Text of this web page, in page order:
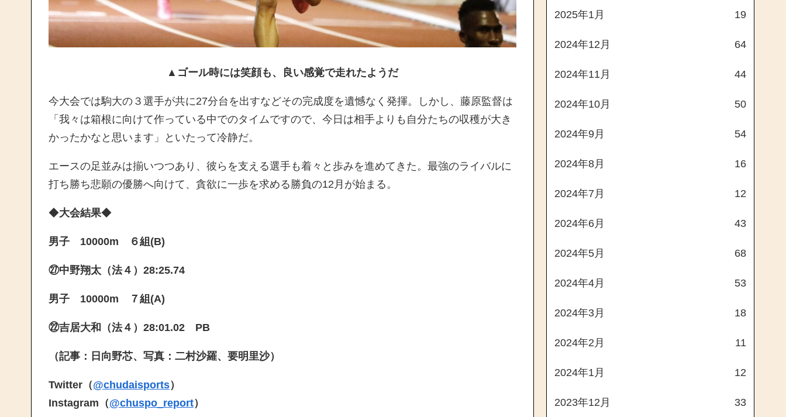
▲ゴール時には笑顔も、良い感覚で走れたようだ
今大会では駒大の３選手が共に27分台を出すなどその完成度を遺憾なく発揮。しかし、藤原監督は
「我々は箱根に向けて作っている中でのタイムですので、今日は相手よりも自分たちの収穫が大き
かったかなと思います」といたって冷静だ。
エースの足並みは揃いつつあり、彼らを支える選手も着々と歩みを進めてきた。最強のライバルに
打ち勝ち悲願の優勝へ向けて、貪欲に一歩を求める勝負の12月が始まる。
◆大会結果◆
男子 10000m ６組(B)
㉗中野翔太（法４）28:25.74
男子 10000m ７組(A)
㉒吉居大和（法４）28:01.02 PB
（記事：日向野芯、写真：二村沙羅、要明里沙）
Twitter（@chudaisports）
Instagram（@chuspo_report）
2025年1月 19
2024年12月 64
2024年11月 44
2024年10月 50
2024年9月 54
2024年8月 16
2024年7月 12
2024年6月 43
2024年5月 68
2024年4月 53
2024年3月 18
2024年2月 11
2024年1月 12
2023年12月 33